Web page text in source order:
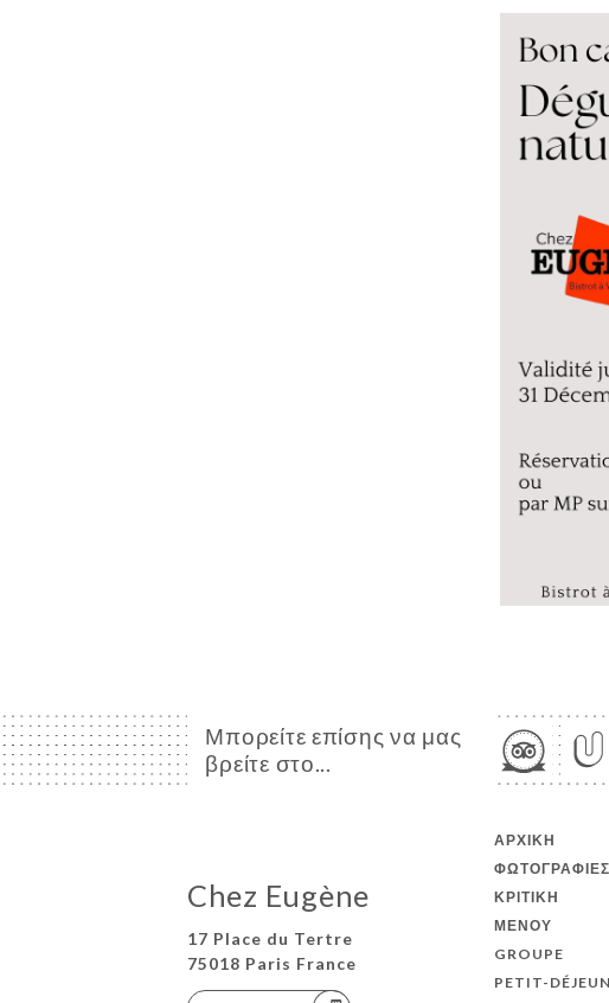
Μπορείτε επίσης να μας
βρείτε στο...
Chez Eugène
17 Place du Tertre
75018 Paris France
ΑΡΧΙΚΉ
ΦΩΤΟΓΡΑΦΊΕΣ
ΚΡΙΤΙΚΉ
ΜΕΝΟΎ
GROUPE
PETIT-